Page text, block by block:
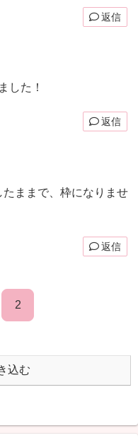
返信
した！
返信
ままで、枠になりませ
返信
2
込む